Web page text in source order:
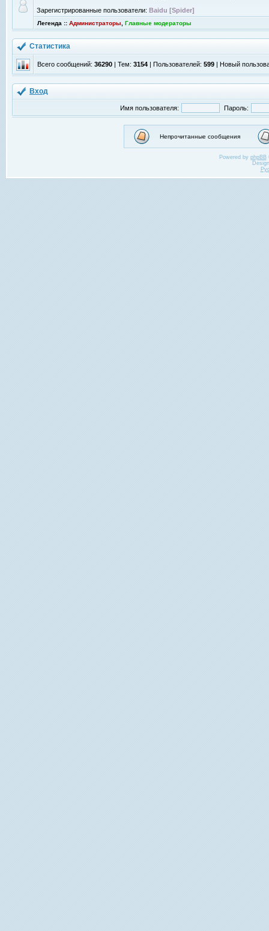
Зарегистрированные пользователи: Baidu [Spider]
Легенда :: Администраторы Главные модераторы
Статистика
Всего сообщений: 36290 | Тем: 3154 | Пользователей: 599 | Новый
Вход
Имя пользователя: Пароль:
Непрочитанные сообщения
Powered by phpBB